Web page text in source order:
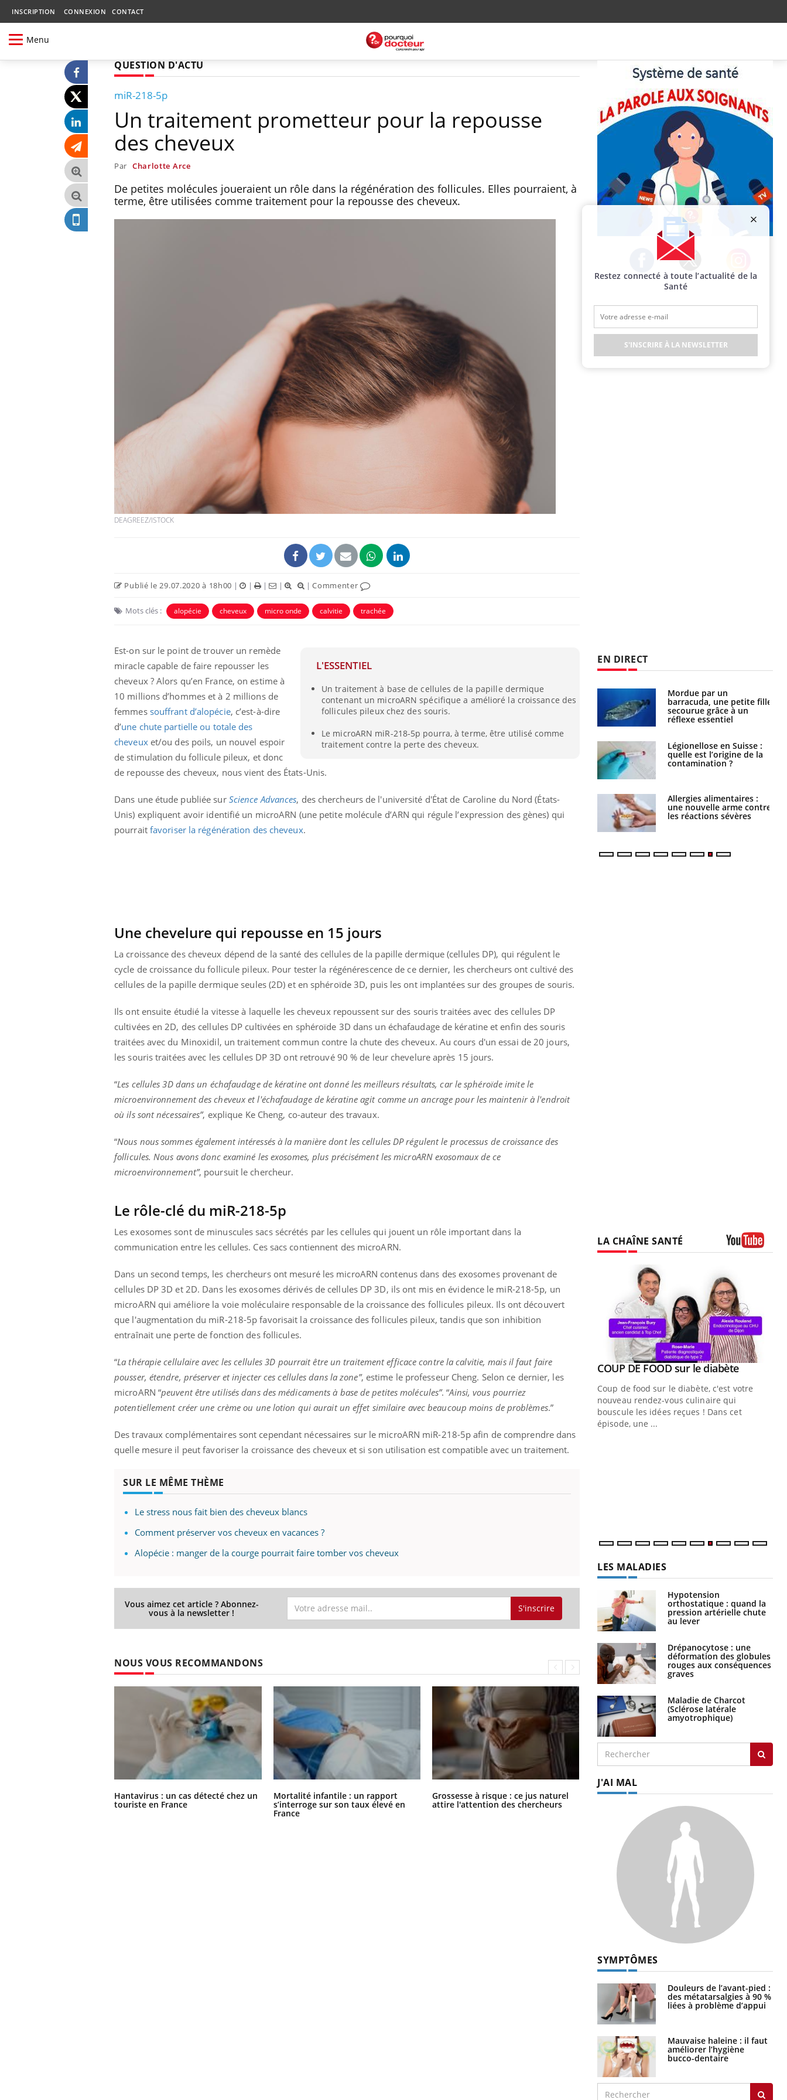
INSCRIPTION CONNEXION CONTACT
Menu
QUESTION D'ACTU
miR-218-5p
Un traitement prometteur pour la repousse
des cheveux
Par Charlotte Arce
De petites molécules joueraient un rôle dans la régénération des follicules. Elles pourraient, à
terme, être utilisées comme traitement pour la repousse des cheveux.
DEAGREEZ/ISTOCK
Publié le 29.07.2020 à 18h00 | | | | |Commenter
Mots clés : alopécie cheveux micro onde calvitie trachée
L'ESSENTIEL
Un traitement à base de cellules de la papille dermique
contenant un microARN spécifique a amélioré la croissance des
follicules pileux chez des souris.
Le microARN miR-218-5p pourra, à terme, être utilisé comme
traitement contre la perte des cheveux.
Est-on sur le point de trouver un remède
miracle capable de faire repousser les
cheveux ? Alors qu’en France, on estime à
10 millions d’hommes et à 2 millions de
femmes souffrant d’alopécie, c’est-à-dire
d’une chute partielle ou totale des
cheveuxet/ou des poils, un nouvel espoir
de stimulation du follicule pileux, et donc
de repousse des cheveux, nous vient des États-Unis.
Dans une étude publiée sur Science Advances, des chercheurs de l'université d'État de Caroline du Nord (États-
Unis) expliquent avoir identifié un microARN (une petite molécule d’ARN qui régule l’expression des gènes) qui
pourrait favoriser la régénération des cheveux.
Une chevelure qui repousse en 15 jours
La croissance des cheveux dépend de la santé des cellules de la papille dermique (cellules DP), qui régulent le
cycle de croissance du follicule pileux. Pour tester la régénérescence de ce dernier, les chercheurs ont cultivé des
cellules de la papille dermique seules (2D) et en sphéroïde 3D, puis les ont implantées sur des groupes de souris.
Ils ont ensuite étudié la vitesse à laquelle les cheveux repoussent sur des souris traitées avec des cellules DP
cultivées en 2D, des cellules DP cultivées en sphéroïde 3D dans un échafaudage de kératine et enfin des souris
traitées avec du Minoxidil, un traitement commun contre la chute des cheveux. Au cours d'un essai de 20 jours,
les souris traitées avec les cellules DP 3D ont retrouvé 90 % de leur chevelure après 15 jours.
“Les cellules 3D dans un échafaudage de kératine ont donné les meilleurs résultats, car le sphéroïde imite le
microenvironnement des cheveux et l'échafaudage de kératine agit comme un ancrage pour les maintenir à l'endroit
où ils sont nécessaires”, explique Ke Cheng, co-auteur des travaux.
“Nous nous sommes également intéressés à la manière dont les cellules DP régulent le processus de croissance des
follicules. Nous avons donc examiné les exosomes, plus précisément les microARN exosomaux de ce
microenvironnement”, poursuit le chercheur.
Le rôle-clé du miR-218-5p
Les exosomes sont de minuscules sacs sécrétés par les cellules qui jouent un rôle important dans la
communication entre les cellules. Ces sacs contiennent des microARN.
Dans un second temps, les chercheurs ont mesuré les microARN contenus dans des exosomes provenant de
cellules DP 3D et 2D. Dans les exosomes dérivés de cellules DP 3D, ils ont mis en évidence le miR-218-5p, un
microARN qui améliore la voie moléculaire responsable de la croissance des follicules pileux. Ils ont découvert
que l'augmentation du miR-218-5p favorisait la croissance des follicules pileux, tandis que son inhibition
entraînait une perte de fonction des follicules.
“La thérapie cellulaire avec les cellules 3D pourrait être un traitement efficace contre la calvitie, mais il faut faire
pousser, étendre, préserver et injecter ces cellules dans la zone”, estime le professeur Cheng. Selon ce dernier, les
microARN “peuvent être utilisés dans des médicaments à base de petites molécules”. “Ainsi, vous pourriez
potentiellement créer une crème ou une lotion qui aurait un effet similaire avec beaucoup moins de problèmes.”
Des travaux complémentaires sont cependant nécessaires sur le microARN miR-218-5p afin de comprendre dans
quelle mesure il peut favoriser la croissance des cheveux et si son utilisation est compatible avec un traitement.
SUR LE MÊME THÈME
Le stress nous fait bien des cheveux blancs
Comment préserver vos cheveux en vacances ?
Alopécie : manger de la courge pourrait faire tomber vos cheveux
Vous aimez cet article ? Abonnez-
vous à la newsletter ! S'inscrire
NOUS VOUS RECOMMANDONS
Hantavirus : un cas détecté chez un
touriste en France
Mortalité infantile : un rapport
s’interroge sur son taux élevé en
France
Grossesse à risque : ce jus naturel
attire l'attention des chercheurs
Comment oublier les écrans en
Facebook Twitter Instagram
EN DIRECT
La sieste empêche-t-elle
de dormir la nuit ?
VIH : la fin du comprimé
tous les jours se profile-t-
elle enfin ?
Pourquoi votre ventre
gâche-t-il les premiers
jours de vos vacances ?
Fortes chaleurs :
pourquoi le risque de
noyade grimpe-t-il ?
Le Viagra pourrait-il
Pourquoi manger moins
finalement être bénéfique
Grossesse et chaleur : ce
que dit la science
Mordue par une tique en
vacances, elle reste dans
le coma pendant 42 jours
Mordue par un
barracuda, une petite fille
secourue grâce à un
réflexe essentiel
Légionellose en Suisse :
quelle est l’origine de la
contamination ?
Allergies alimentaires :
une nouvelle arme contre
les réactions sévères
LA CHAÎNE SANTÉ
Eczéma Chronique des Mains : se
préparer pour l’été !Youtube
L'été arrive… et avec lui, un tout nouveau
rythme de vie ! Vacances, plage, piscine,
Youtube
Diabète & Ramadan 2026Youtube
Le Ramadan approche, et, pour de
nombreuses personnes atteintes de
diabète, c'est une période de questions, de
Youtube
Un « jumeau numérique » pour
faciliter l’accès à la médecine
préventive Youtube
Un établissement lié à un groupe
santé : l'utilisation d'un « jumeau
numérique » permet ...
Youtube
COUP DE FOOD sur le diabèteYoutube
Coup de food sur le diabète, c'est votre
nouveau rendez-vous culinaire qui
bouscule les idées reçues ! Dans cet
épisode, une ...
LES MALADIES
Hypotension
orthostatique : quand la
pression artérielle chute
au lever
Drépanocytose : une
déformation des globules
rouges aux conséquences
graves
Maladie de Charcot
(Sclérose latérale
amyotrophique)
J'AI MAL
SYMPTÔMES
Douleurs de l’avant-pied :
des métatarsalgies à 90 %
liées à problème d’appui
Mauvaise haleine : il faut
améliorer l’hygiène
bucco-dentaire
Restez connecté à toute l’actualité de la
Santé
S'INSCRIRE À LA NEWSLETTER